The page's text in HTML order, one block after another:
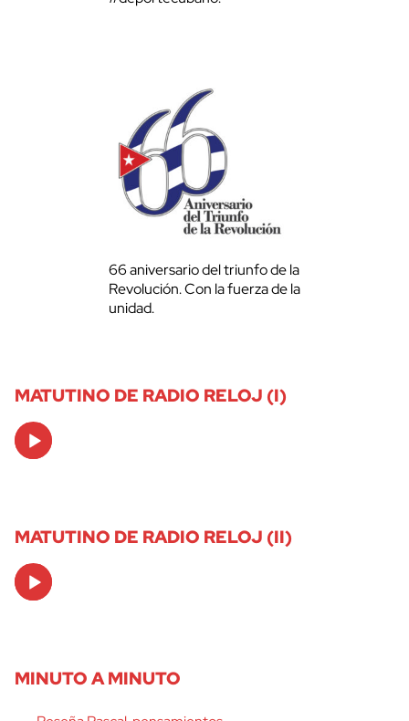
66 aniversario del triunfo de la
Revolución. Con la fuerza de la
unidad.
MATUTINO DE RADIO RELOJ (I)
Audio
Player
MATUTINO DE RADIO RELOJ (II)
Audio
Player
MINUTO A MINUTO